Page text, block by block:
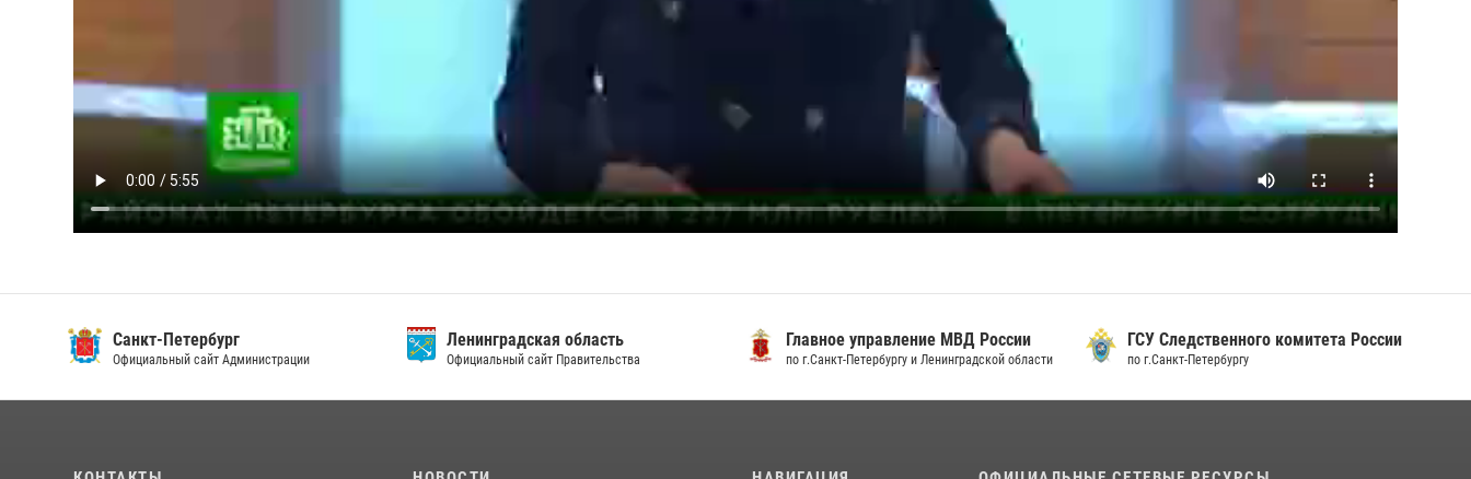
Санкт-Петербург
Официальный сайт Администрации
Ленинградская область
Официальный сайт Правительства
Главное управление МВД России
по г.Санкт-Петербургу и Ленинградской области
ГСУ Следственного комитета России
по г.Санкт-Петербургу